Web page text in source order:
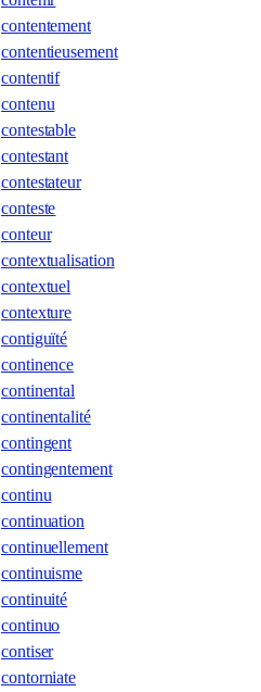
contentement
contentieusement
contentif
contenu
contestable
contestant
contestateur
conteste
conteur
contextualisation
contextuel
contexture
contiguïté
continence
continental
continentalité
contingent
contingentement
continu
continuation
continuellement
continuisme
continuité
continuo
contiser
contorniate